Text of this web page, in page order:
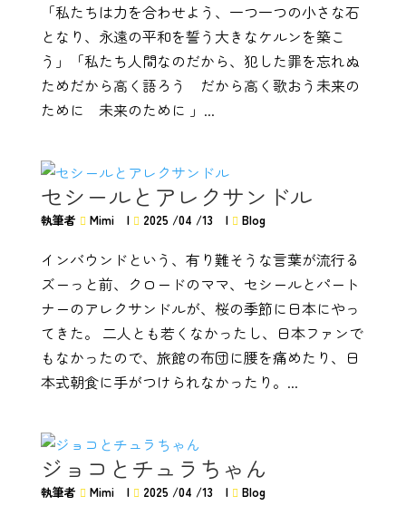
「私たちは力を合わせよう、一つ一つの小さな石
となり、永遠の平和を誓う大きなケルンを築こ
う」「私たち人間なのだから、犯した罪を忘れぬ
ためだから高く語ろう だから高く歌おう未来の
ために 未来のために 」...
セシールとアレクサンドル
執筆者 Mimi | 2025 /04 /13 | Blog
インバウンドという、有り難そうな言葉が流行る
ズーっと前、クロードのママ、セシールとパート
ナーのアレクサンドルが、桜の季節に日本にやっ
てきた。 二人とも若くなかったし、日本ファンで
もなかったので、旅館の布団に腰を痛めたり、日
本式朝食に手がつけられなかったり。...
ジョコとチュラちゃん
執筆者 Mimi | 2025 /04 /13 | Blog